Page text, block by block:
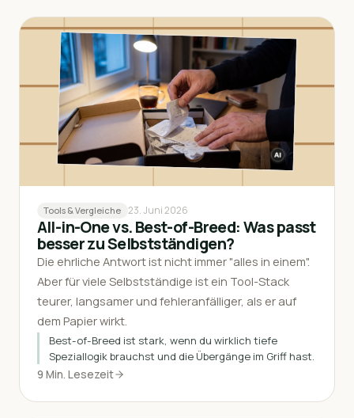
Tools & Vergleiche 23. Juni 2026
All-in-One vs. Best-of-Breed: Was passt
besser zu Selbstständigen?
Die ehrliche Antwort ist nicht immer "alles in einem".
Aber für viele Selbstständige ist ein Tool-Stack
teurer, langsamer und fehleranfälliger, als er auf
dem Papier wirkt.
Best-of-Breed ist stark, wenn du wirklich tiefe
Speziallogik brauchst und die Übergänge im Griff hast.
9 Min. Lesezeit